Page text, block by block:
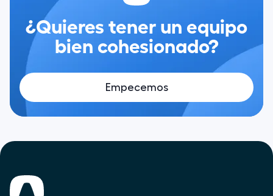
¿Quieres tener un equipo
bien cohesionado?
Empecemos